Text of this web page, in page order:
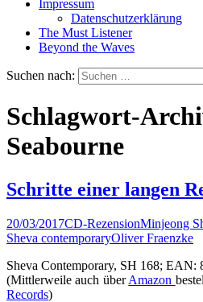
Impressum
Datenschutzerklärung
The Must Listener
Beyond the Waves
Suchen nach:
Schlagwort-
Seabourne
Schritte einer langen
20/03/2017CD-RezensionMinjeong
Sheva contemporaryOliver Fraenzke
Sheva Contemporary, SH 168; EAN:
(Mittlerweile auch überAmazon
Records)